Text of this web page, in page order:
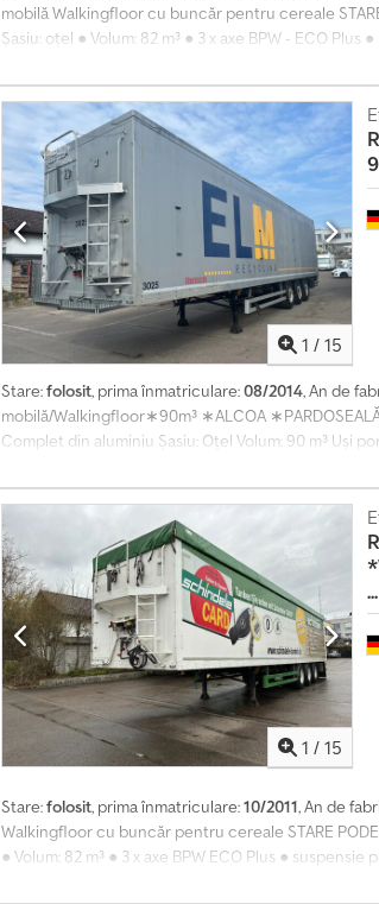
mobilă Walkingfloor cu buncăr pentru cereale
Șasiu: oțel ● Volum: 82 m³ ● 3 x axe BPW - ECO
ridicare/coborâre ● frâne cu disc ● platformă ●
rulabilă ● perete glisant din aluminiu ● sistem de
Anvelope: 385/65 R 22.5 ● Profil anvelope: 14/13 *
7.750 kg! ● Lungime totală: 14.050 mm ●
Semiremorcă germană! - Proprietar unic!
intermediară! = Informații suplimentare =
informații.
1 / 15
Stare:folosit, prima înmatriculare:08/2014, An de
mobilă/Walkingfloor∗90m³ ∗ALCOA ∗PARDOSEALĂ
Complet din aluminiu Șasiu: Oțel Volum: 90 m³ Uși
pneumatică Axa liftabilă Sistem de ridicare/
aluminiu Blocare hidraulică WABCO - Smartboard
10/10 6/6 mm MMA: 35.000 kg Greutate proprie:
x 2.720 mm (L x l x h) - Semiremorcă germană! - 1
greșeli și vânzare intermediară!
1 / 15
...
Stare:folosit, prima înmatriculare:10/2011, An de
Walkingfloor cu buncăr pentru cereale STARE
● Volum: 82 m³ ● 3 x axe BPW ECO Plus ●
disc ● platformă ● buncăr și trapă pentru cereale